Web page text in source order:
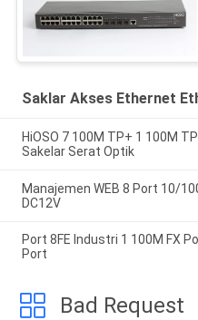
Saklar Akses Ethernet
HiOSO 7 100M TP+ 1 100M
Sakelar Serat Optik
Manajemen WEB 8 Port 10/
DC12V
Port 8FE Industri 1 100M FX
Port
Bad Request